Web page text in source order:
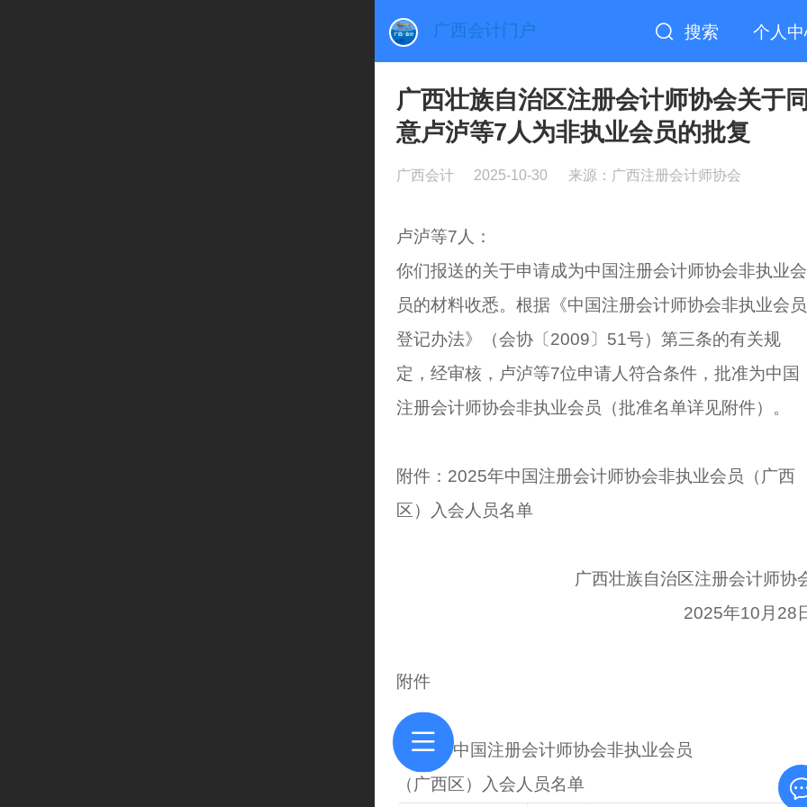
广西会计门户 搜索 个人
广西壮族自治区注册会计师协会关于
意卢泸等7人为非执业会员的批复
广西会计 2025-10-30 来源：广西注册会计师协会
卢泸等7人：
你们报送的关于申请成为中国注册会计师协会非执业会
员的材料收悉。根据《中国注册会计师协会非执业会员
登记办法》（会协〔2009〕51号）第三条的有关规
定，经审核，卢泸等7位申请人符合条件，批准为中国
注册会计师协会非执业会员（批准名单详见附件）。
附件：2025年中国注册会计师协会非执业会员（广西
区）入会人员名单
广西壮族自治区注册会计师协
2025年10月28
附
2025年中国注册会计师协会非执业会员
（广西区）入会人员名单